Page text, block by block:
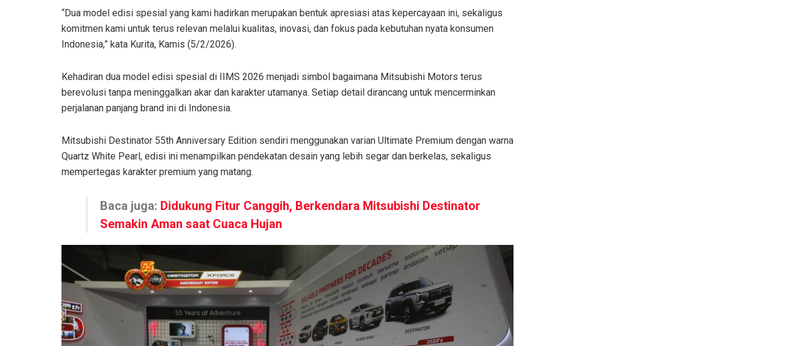
“Dua model edisi spesial yang kami hadirkan merupakan bentuk apresiasi atas kepercayaan ini, sekaligus
komitmen kami untuk terus relevan melalui kualitas, inovasi, dan fokus pada kebutuhan nyata konsumen
Indonesia,” kata Kurita, Kamis (5/2/2026).
Kehadiran dua model edisi spesial di IIMS 2026 menjadi simbol bagaimana Mitsubishi Motors terus
berevolusi tanpa meninggalkan akar dan karakter utamanya. Setiap detail dirancang untuk mencerminkan
perjalanan panjang brand ini di Indonesia.
Mitsubishi Destinator 55th Anniversary Edition sendiri menggunakan varian Ultimate Premium dengan warna
Quartz White Pearl, edisi ini menampilkan pendekatan desain yang lebih segar dan berkelas, sekaligus
mempertegas karakter premium yang matang.
Baca juga: Didukung Fitur Canggih, Berkendara Mitsubishi Destinator
Semakin Aman saat Cuaca Hujan